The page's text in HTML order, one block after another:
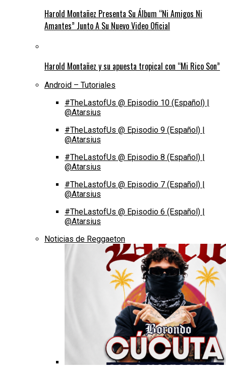
Harold Montañez Presenta Su Álbum “Ni Amigos Ni
Amantes” Junto A Su Nuevo Video Oficial
Harold Montañez y su apuesta tropical con “Mi Rico Son”
Android – Tutoriales
#TheLastofUs @ Episodio 10 (Español) |
@Atarsius
#TheLastofUs @ Episodio 9 (Español) |
@Atarsius
#TheLastofUs @ Episodio 8 (Español) |
@Atarsius
#TheLastofUs @ Episodio 7 (Español) |
@Atarsius
#TheLastofUs @ Episodio 6 (Español) |
@Atarsius
Noticias de Reggaeton